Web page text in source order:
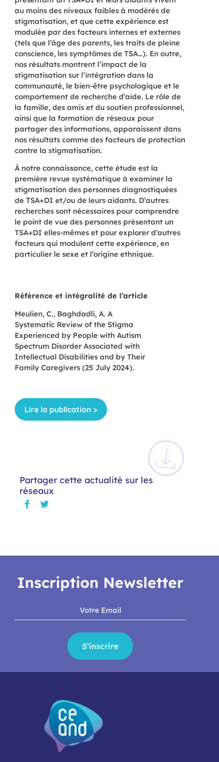
au moins des niveaux faibles à modérés de
stigmatisation, et que cette expérience est
modulée par des facteurs internes et externes
(tels que l’âge des parents, les traits de pleine
conscience, les symptômes de TSA…). En outre,
nos résultats montrent l’impact de la
stigmatisation sur l’intégration dans la
communauté, le bien-être psychologique et le
comportement de recherche d’aide. Le rôle de
la famille, des amis et du soutien professionnel,
ainsi que la formation de réseaux pour
partager des informations, apparaissent dans
nos résultats comme des facteurs de protection
contre la stigmatisation.
À notre connaissance, cette étude est la
première revue systématique à examiner la
stigmatisation des personnes diagnostiquées
de TSA+DI et/ou de leurs aidants. D’autres
recherches sont nécessaires pour comprendre
le point de vue des personnes présentant un
TSA+DI elles-mêmes et pour explorer d’autres
facteurs qui modulent cette expérience, en
particulier le sexe et l’origine ethnique.
Référence et intégralité de l’article
Meulien, C., Baghdadli, A. A
Systematic Review of the Stigma
Experienced by People with Autism
Spectrum Disorder Associated with
Intellectual Disabilities and by Their
Family Caregivers (25 July 2024).
Lire la publication >
Partager cette actualité sur les
réseaux
Inscription Newsletter
S’inscrire